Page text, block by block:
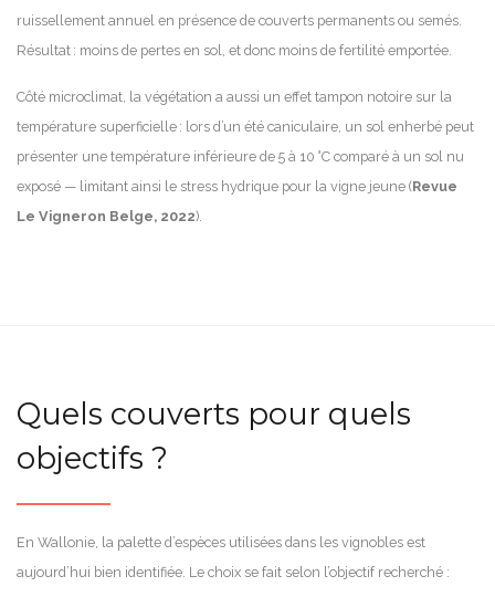
ruissellement annuel en présence de couverts permanents ou semés.
Résultat : moins de pertes en sol, et donc moins de fertilité emportée.
Côté microclimat, la végétation a aussi un effet tampon notoire sur la
température superficielle : lors d’un été caniculaire, un sol enherbé peut
présenter une température inférieure de 5 à 10 °C comparé à un sol nu
exposé — limitant ainsi le stress hydrique pour la vigne jeune (Revue
Le Vigneron Belge, 2022).
Quels couverts pour quels
objectifs ?
En Wallonie, la palette d’espèces utilisées dans les vignobles est
aujourd’hui bien identifiée. Le choix se fait selon l’objectif recherché :